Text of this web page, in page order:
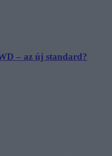
– az új standard?